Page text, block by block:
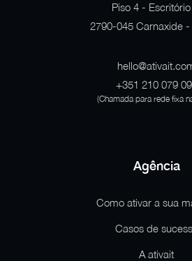
Piso 4 -
2790-045 Carnaxide -
+351 210 079
(Chamada para rede fixa
Agência
Como ativar a sua
Casos de
A ativait